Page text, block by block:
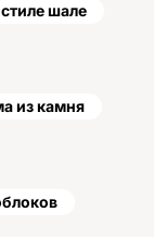
шале
из камня